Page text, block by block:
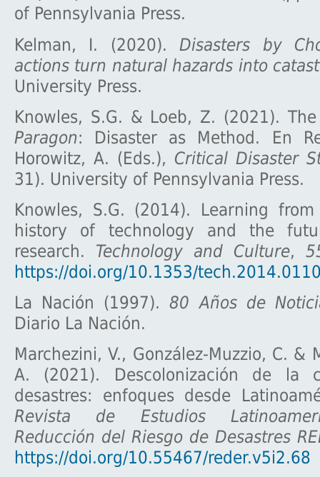
of Pennsylvania Press.
Kelman, I. (2020). Disasters by
actions turn natural hazards into
University Press.
Knowles, S.G. & Loeb, Z. (2021).
Paragon: Disaster as Method. En
Horowitz, A. (Eds.), Critical Disaster
31). University of Pennsylvania Press.
Knowles, S.G. (2014). Learning
history of technology and the
research. Technology and Culture,
https://doi.org/10.1353/
La Nación (1997).80 Años de
Diario La Nación.
Marchezini, V., González-Muzzio, C. &
A. (2021). Descolonización de la
desastres: enfoques desde
Revista de Estudios
Reducción del Riesgo de Desastres
https://doi.org/10.55467/reder.v5i2.68